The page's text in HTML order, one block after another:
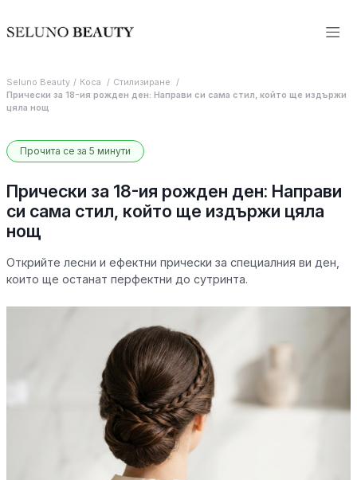
Seluno Beauty Коса
Стилизиране
Прически за 18-ия рожден ден: Направи си сама стил, който ще издържи
цяла нощ
Прочита се за 5 минути
Прически за 18-ия рожден ден: Направи
си сама стил, който ще издържи цяла
нощ
Открийте лесни и ефектни прически за специалния ви ден,
които ще останат перфектни до сутринта.